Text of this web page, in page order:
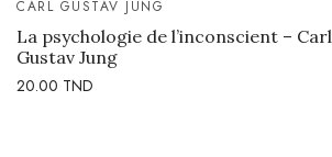
CARL GUSTAV JUNG
La psychologie de l’inconscient – Carl
Gustav Jung
20.00 TND